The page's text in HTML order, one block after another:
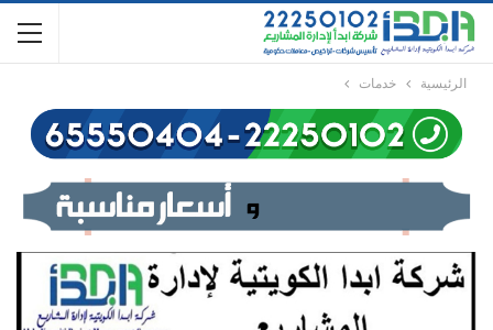
الرئيسية خدمات